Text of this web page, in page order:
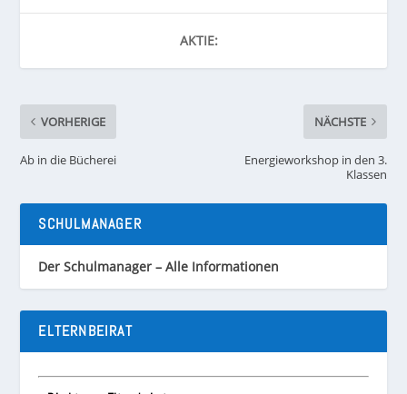
AKTIE:
VORHERIGE
Ab in die Bücherei
NÄCHSTE
Energieworkshop in den 3.
Klassen
SCHULMANAGER
Der Schulmanager – Alle Informationen
ELTERNBEIRAT